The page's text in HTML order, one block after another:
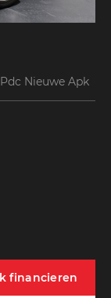
Nieuwe Apk
financieren